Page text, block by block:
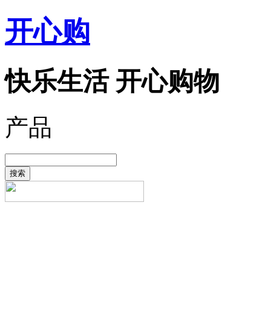
开心购
快乐生活 开心购物
产品
搜索